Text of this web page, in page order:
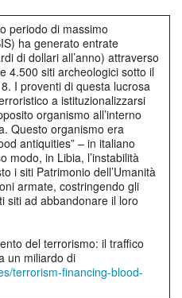
periodo di massimo
ha generato entrate
di dollari all’anno) attraverso
4.500 siti archeologici sotto il
I proventi di questa lucrosa
a istituzionalizzarsi
organismo all’interno
Questo organismo era
antiquities” – in italiano
modo, in Libia, l’instabilità
i siti Patrimonio dell’Umanità
armate, costringendo gli
siti ad abbandonare il loro
del terrorismo: il traffico
un miliardo di
terrorism-financing-blood-